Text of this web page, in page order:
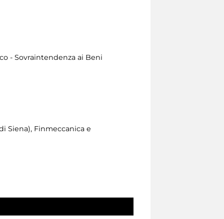
- Sovraintendenza ai Beni
Siena), Finmeccanica e